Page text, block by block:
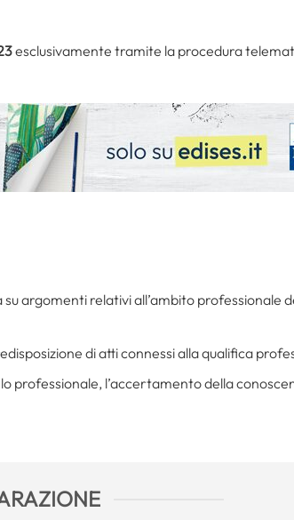
esclusivamente tramite la procedura
argomenti relativi all’ambito professionale
di atti connessi alla qualifica
professionale, l’accertamento della